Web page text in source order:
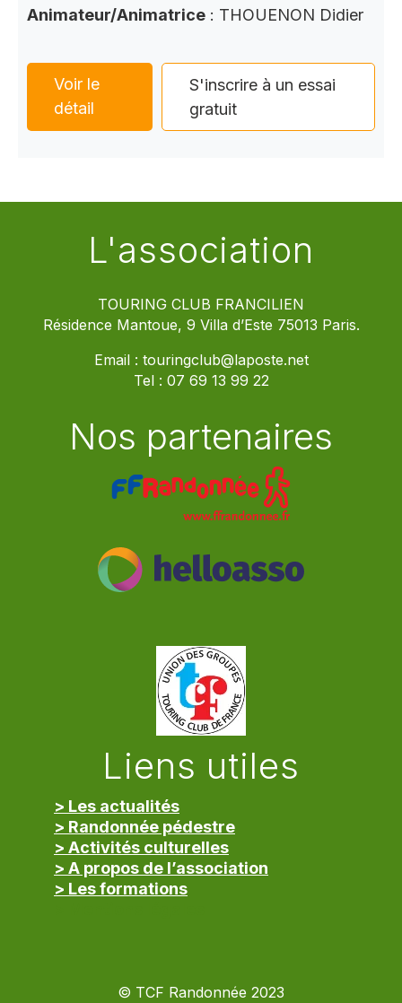
Animateur/Animatrice : THOUENON Didier
Voir le
détail
S'inscrire à un essai
gratuit
L'association
TOURING CLUB FRANCILIEN
Résidence Mantoue, 9 Villa d’Este 75013 Paris.
Email : touringclub@laposte.net
Tel : 07 69 13 99 22
Nos partenaires
Liens utiles
> Les actualités
> Randonnée pédestre
> Activités culturelles
> A propos de l’association
> Les formations
© TCF Randonnée 2023